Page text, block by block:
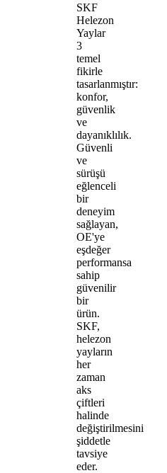
SKF
Helezon
Yaylar
3
temel
fikirle
tasarlanmıştır:
konfor,
güvenlik
ve
dayanıklılık.
Güvenli
ve
sürüşü
eğlenceli
bir
deneyim
sağlayan,
OE'ye
eşdeğer
performansa
sahip
güvenilir
bir
ürün.
SKF,
helezon
yayların
her
zaman
aks
çiftleri
halinde
değiştirilmesini
şiddetle
tavsiye
eder.